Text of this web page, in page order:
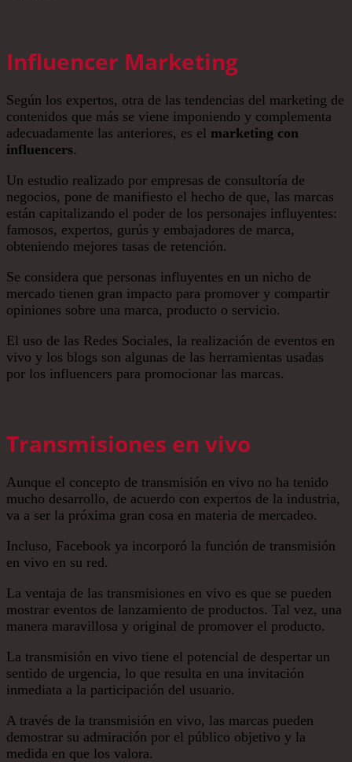
Influencer Marketing
Según los expertos, otra de las tendencias del marketing de
contenidos que más se viene imponiendo y complementa
adecuadamente las anteriores, es el marketing con
influencers.
Un estudio realizado por empresas de consultoría de
negocios, pone de manifiesto el hecho de que, las marcas
están capitalizando el poder de los personajes influyentes:
famosos, expertos, gurús y embajadores de marca,
obteniendo mejores tasas de retención.
Se considera que personas influyentes en un nicho de
mercado tienen gran impacto para promover y compartir
opiniones sobre una marca, producto o servicio.
El uso de las Redes Sociales, la realización de eventos en
vivo y los blogs son algunas de las herramientas usadas
por los influencers para promocionar las marcas.
Transmisiones en vivo
Aunque el concepto de transmisión en vivo no ha tenido
mucho desarrollo, de acuerdo con expertos de la industria,
va a ser la próxima gran cosa en materia de mercadeo.
Incluso, Facebook ya incorporó la función de transmisión
en vivo en su red.
La ventaja de las transmisiones en vivo es que se pueden
mostrar eventos de lanzamiento de productos. Tal vez, una
manera maravillosa y original de promover el producto.
La transmisión en vivo tiene el potencial de despertar un
sentido de urgencia, lo que resulta en una invitación
inmediata a la participación del usuario.
A través de la transmisión en vivo, las marcas pueden
demostrar su admiración por el público objetivo y la
medida en que los valora.